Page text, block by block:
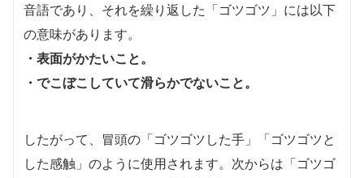
音語であり、それを繰り返した「ゴツゴツ」には以下
の意味があります。
・表面がかたいこと。
・でこぼこしていて滑らかでないこと。
したがって、冒頭の「ゴツゴツした手」「ゴツゴツと
した感触」のように使用されます。次からは「ゴツゴ